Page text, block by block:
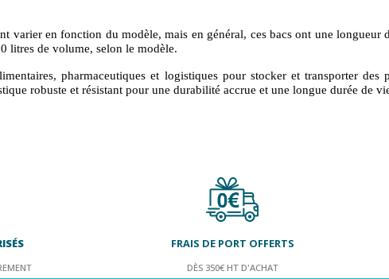
varier en fonction du modèle, mais en général, ces bacs ont une
litres de volume, selon le modèle.
pharmaceutiques et logistiques pour stocker et transporter
robuste et résistant pour une durabilité accrue et une longue durée de
FRAIS DE PORT OFFERTS
DÈS 350€ HT D'ACHAT